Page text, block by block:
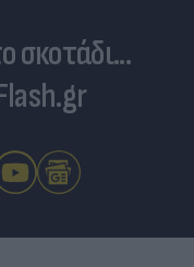
σκοτάδι...